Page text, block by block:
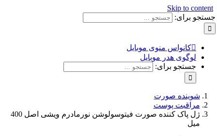
Skip to
برای:
کانواس منوی موبایل
لوگوی هدر موبایل
جستجو برای:
شوینده صورت
مراقبت پوست
ژل پاک کننده صورت فیتوسولوشن نورمادرم ویشی اصل 400